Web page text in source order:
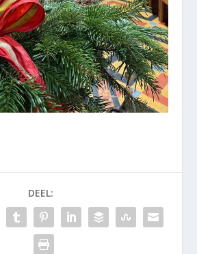
DEEL: